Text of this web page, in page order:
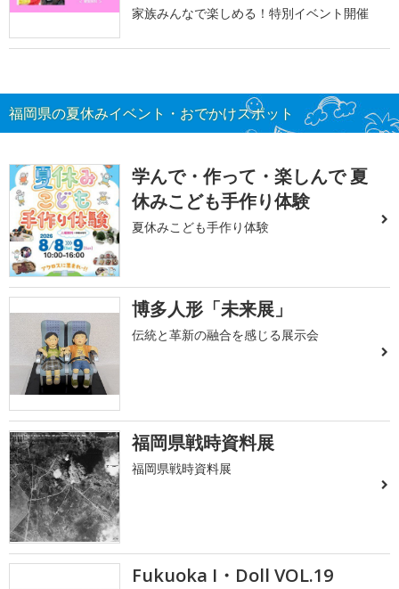
家族みんなで楽しめる！特別イベント開催
福岡県の夏休みイベント・おでかけスポット
学んで・作って・楽しんで 夏
休みこども手作り体験
夏休みこども手作り体験
博多人形「未来展」
伝統と革新の融合を感じる展示会
福岡県戦時資料展
福岡県戦時資料展
Fukuoka I・Doll VOL.19